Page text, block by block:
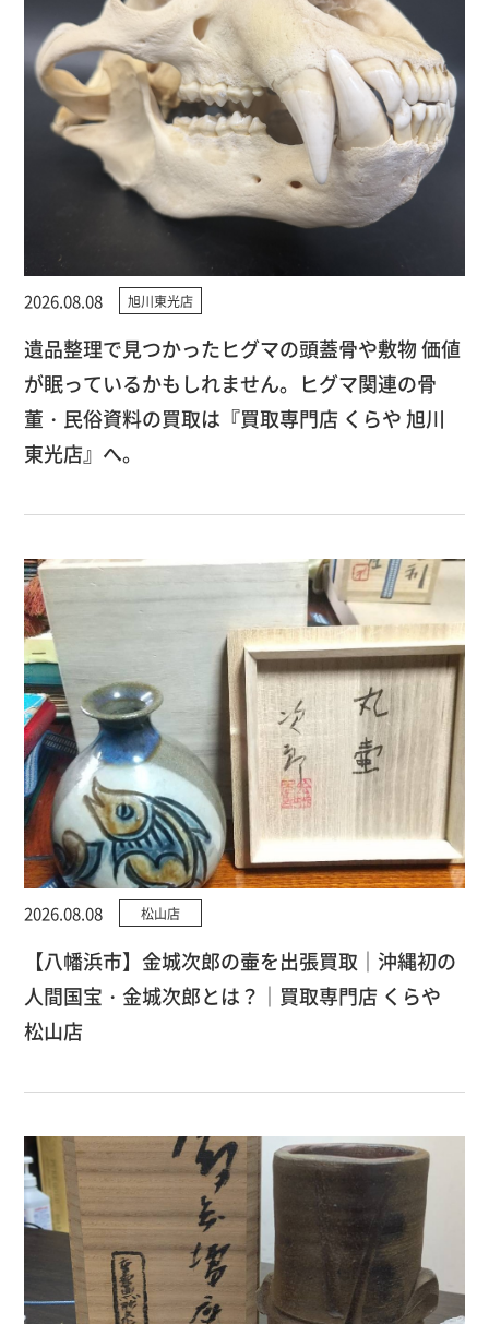
2026.08.08 旭川東光店
遺品整理で見つかったヒグマの頭蓋骨や敷物 価値
が眠っているかもしれません。ヒグマ関連の骨
董・民俗資料の買取は『買取専門店 くらや 旭川
東光店』へ。
2026.08.08 松山店
【八幡浜市】金城次郎の壷を出張買取｜沖縄初の
人間国宝・金城次郎とは？｜買取専門店 くらや
松山店